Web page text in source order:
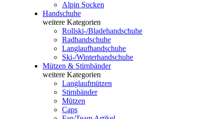
Alpin Socken
Handschuhe
weitere Kategorien
Rollski-/Bladehandschuhe
Radhandschuhe
Langlaufhandschuhe
Ski-/Winterhandschuhe
Mützen & Stirnbänder
weitere Kategorien
Langlaufmützen
Stirnbänder
Mützen
Caps